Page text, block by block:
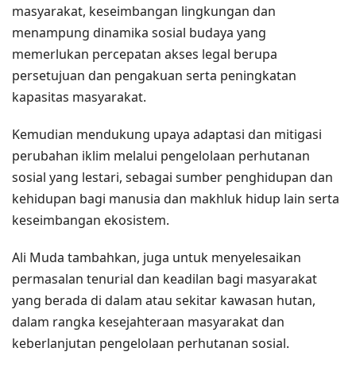
masyarakat, keseimbangan lingkungan dan
menampung dinamika sosial budaya yang
memerlukan percepatan akses legal berupa
persetujuan dan pengakuan serta peningkatan
kapasitas masyarakat.
Kemudian mendukung upaya adaptasi dan mitigasi
perubahan iklim melalui pengelolaan perhutanan
sosial yang lestari, sebagai sumber penghidupan dan
kehidupan bagi manusia dan makhluk hidup lain serta
keseimbangan ekosistem.
Ali Muda tambahkan, juga untuk menyelesaikan
permasalan tenurial dan keadilan bagi masyarakat
yang berada di dalam atau sekitar kawasan hutan,
dalam rangka kesejahteraan masyarakat dan
keberlanjutan pengelolaan perhutanan sosial.